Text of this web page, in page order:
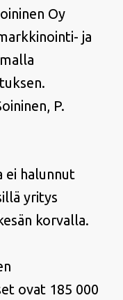
Oy
ja
P.
ei halunnut
yritys
korvalla.
ovat 185 000